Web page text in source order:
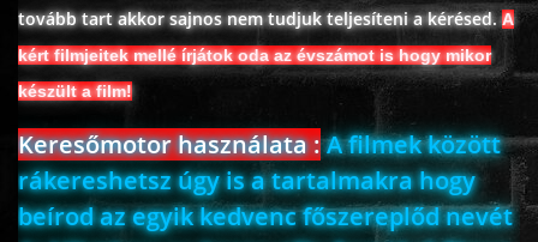
WESTERN
TÖRTÉNELMI
DOKUMENTUMFILMEK
tovább tart akkor sajnos nem tudjuk teljesíteni a kérésed.A
kért filmjeitek mellé írjátok oda az évszámot is hogy mikor
készült a film!
Keresőmotor használata :A filmek között
rákereshetsz úgy is a tartalmakra hogy
beírod az egyik kedvenc főszereplőd nevét